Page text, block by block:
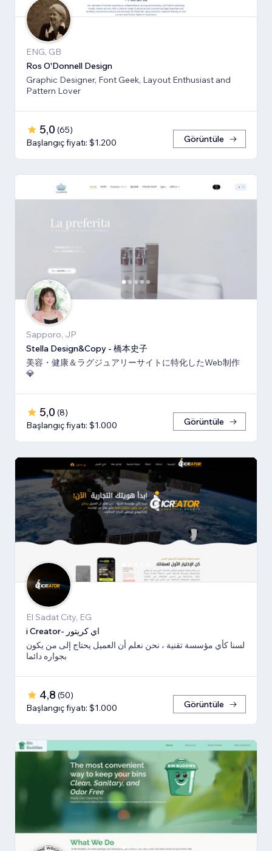
ENG, GB
Ros O'Donnell Design
Graphic Designer, Font Geek, Layout Enthusiast and
Pattern Lover
5,0 (65)
Başlangıç fiyatı: $1.200
Görüntüle
Sapporo, JP
Stella Design&Copy - 橋本史子
美容・健康＆ラグジュアリーサイトに特化したWeb制作
💎
5,0 (8)
Başlangıç fiyatı: $1.000
Görüntüle
El Sadat City, EG
i Creator- اي كريتور
لسنا كأي مؤسسة تقنية ، نحن نعلم أن العميل يحتاج إلى من يكون
بجواره دائما
4,8 (50)
Başlangıç fiyatı: $1.000
Görüntüle